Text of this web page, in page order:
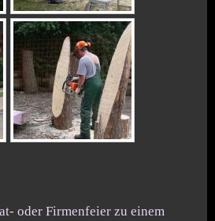
oder Firmenfeier zu einem